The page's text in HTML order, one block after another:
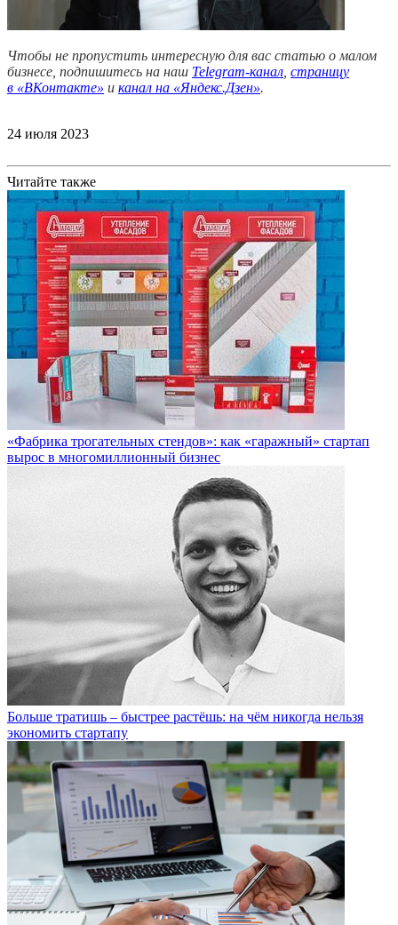
Чтобы не пропустить интересную для вас статью о малом
бизнесе, подпишитесь на наш Telegram-канал страницу
в «ВКонтакте» и канал на «Яндекс.Дзен».
24 июля 2023
Читайте также
«Фабрика трогательных стендов»: как «гаражный» стартап
вырос в многомиллионный бизнес
Больше тратишь – быстрее растёшь: на чём никогда нельзя
экономить стартапу